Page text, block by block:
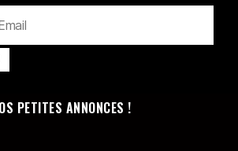
PETITES ANNONCES !